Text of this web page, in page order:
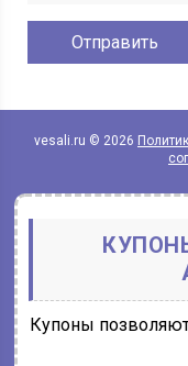
vesali.ru © 2026
Купоны